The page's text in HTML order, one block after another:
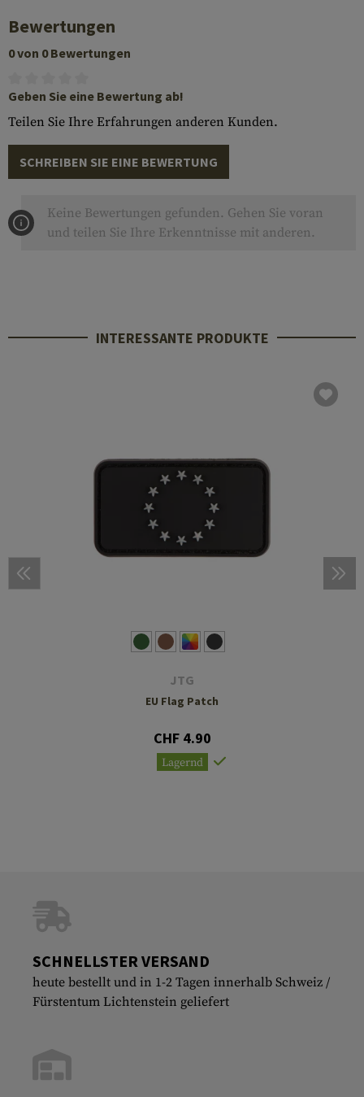
Bewertungen
0 von 0 Bewertungen
Geben Sie eine Bewertung ab!
Teilen Sie Ihre Erfahrungen anderen Kunden.
SCHREIBEN SIE EINE BEWERTUNG
Keine Bewertungen gefunden. Gehen Sie voran
und teilen Sie Ihre Erkenntnisse mit anderen.
INTERESSANTE PRODUKTE
JTG
EU Flag Patch
CHF 4.90
Lagernd
SCHNELLSTER VERSAND
heute bestellt und in 1-2 Tagen innerhalb Schweiz /
Fürstentum Lichtenstein geliefert